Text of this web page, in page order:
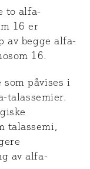
to alfa-
16 er
av begge alfa-
16.
som påvises i
talassemier.
talassemi,
av alfa-